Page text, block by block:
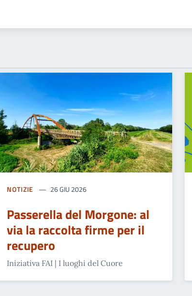
NOTIZIE 26 GIU 2026
Passerella del Morgone: al
via la raccolta firme per il
recupero
Iniziativa FAI | I luoghi del Cuore